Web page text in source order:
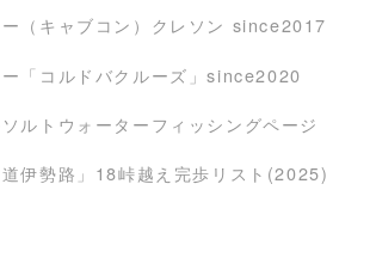
（キャブコン）クレソン since2017
「コルドバクルーズ」since2020
ルトウォーターフィッシングページ
伊勢路」18峠越え完歩リスト(2025)